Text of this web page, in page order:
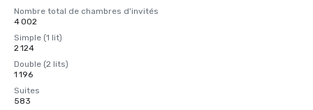
Nombre total de chambres d'invités
4 002
Simple (1 lit)
2 124
Double (2 lits)
1 196
Suites
583